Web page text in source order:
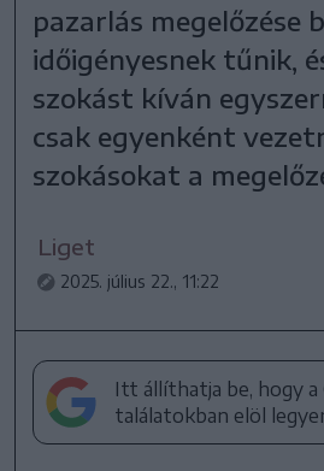
pazarlás megelőzése
időigényesnek tűnik,
szokást kíván
csak egyenként
szokásokat a
Liget
2025. július 22., 11:22
Itt állíthatja be, hogy a
találatokban elöl